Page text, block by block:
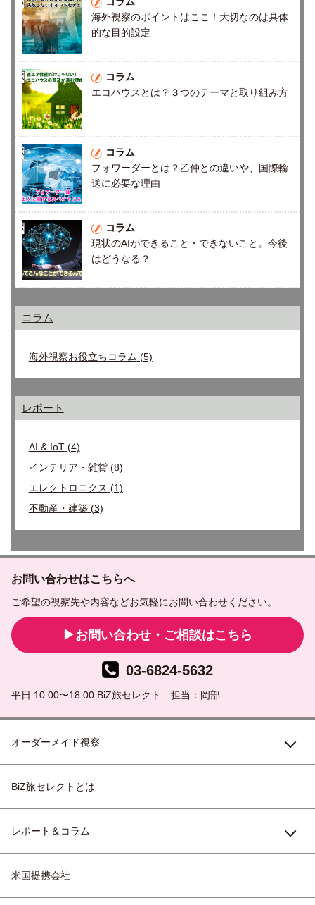
海外視察のポイントはここ！大切なのは具体
的な目的設定
コラム
エコハウスとは？３つのテーマと取り組み方
コラム
フォワーダーとは？乙仲との違いや、国際輸
送に必要な理由
コラム
現状のAIができること・できないこと。今後
はどうなる？
コラム
海外視察お役立ちコラム (5)
レポート
AI & IoT(4)
インテリア・雑貨(8)
エレクトロニクス (1)
不動産・建築(3)
お問い合わせはこちらへ
ご希望の視察先や内容などお気軽にお問い合わせください。
お問い合わせ・ご相談はこちら
03-6824-5632
平日 10:00〜18:00 BiZ旅セレクト 担当：岡部
オーダーメイド視察
BiZ旅セレクトとは
レポート＆コラム
米国提携会社